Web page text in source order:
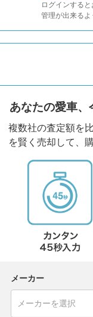
ログインする
管理が出来る
あなたの愛車、
複数社の査定額を
を賢く売却して、
メーカー